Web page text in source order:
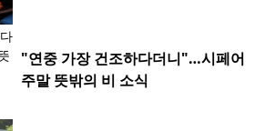
"연중 가장 건조하다더니"…시페어
주말 뜻밖의 비 소식